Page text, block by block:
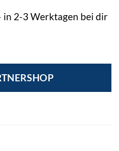
2-3 Werktagen bei dir